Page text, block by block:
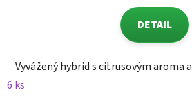
DETAIL
Vyvážený hybrid s citrusovým aroma
6 ks